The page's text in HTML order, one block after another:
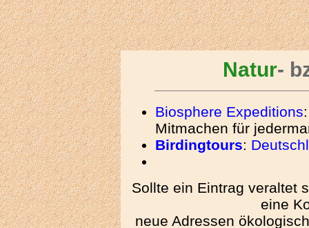
Natur-
Biosphere Expeditions
Mitmachen für
Birdingtours:
Sollte ein Eintrag veraltet
eine
neue Adressen